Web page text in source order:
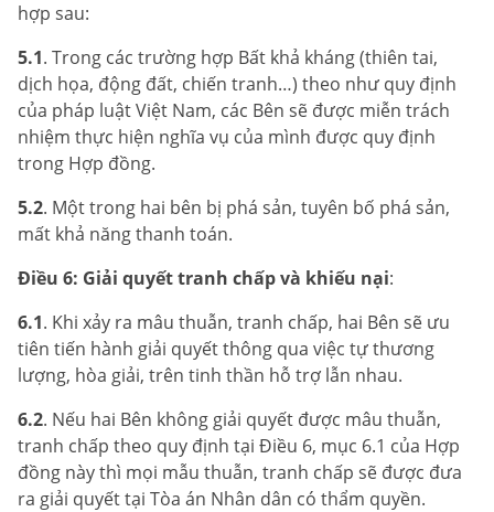
hợp sau:
5.1. Trong các trường hợp Bất khả kháng (thiên tai,
dịch họa, động đất, chiến tranh…) theo như quy định
của pháp luật Việt Nam, các Bên sẽ được miễn trách
nhiệm thực hiện nghĩa vụ của mình được quy định
trong Hợp đồng.
5.2. Một trong hai bên bị phá sản, tuyên bố phá sản,
mất khả năng thanh toán.
Điều 6: Giải quyết tranh chấp và khiếu nại:
6.1. Khi xảy ra mâu thuẫn, tranh chấp, hai Bên sẽ ưu
tiên tiến hành giải quyết thông qua việc tự thương
lượng, hòa giải, trên tinh thần hỗ trợ lẫn nhau.
6.2. Nếu hai Bên không giải quyết được mâu thuẫn,
tranh chấp theo quy định tại Điều 6, mục 6.1 của Hợp
đồng này thì mọi mẫu thuẫn, tranh chấp sẽ được đưa
ra giải quyết tại Tòa án Nhân dân có thẩm quyền.